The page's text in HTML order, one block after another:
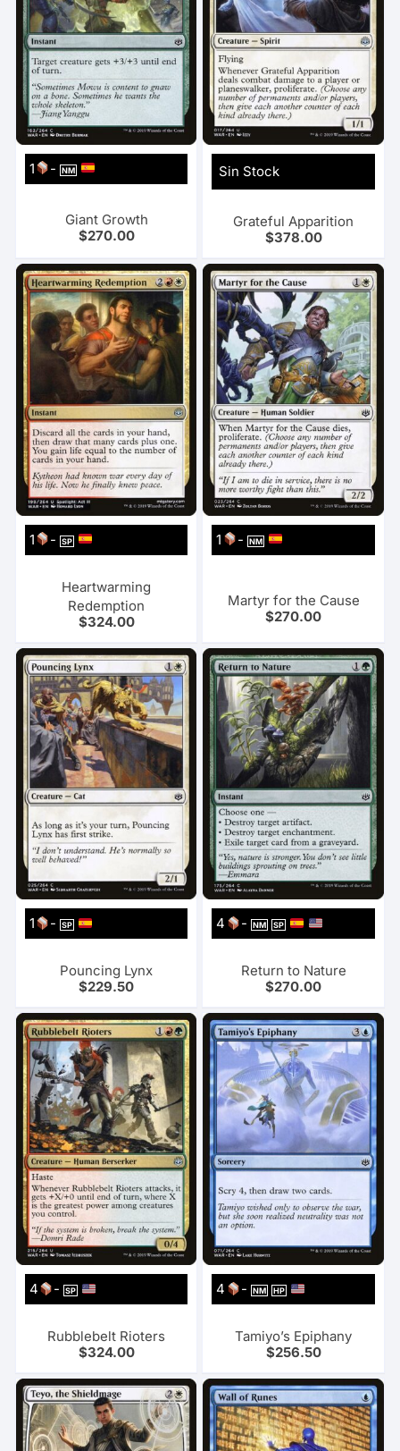
1 -NM
Giant Growth
$270.00
Sin Stock
Grateful Apparition
$378.00
1 -SP
Heartwarming
Redemption
$324.00
1 - NM
Martyr for the Cause
$270.00
1 -SP
Pouncing Lynx
$229.50
4 - NM SP
Return to Nature
$270.00
4 -SP
Rubblebelt Rioters
$324.00
4 - NM HP
Tamiyo’s Epiphany
$256.50